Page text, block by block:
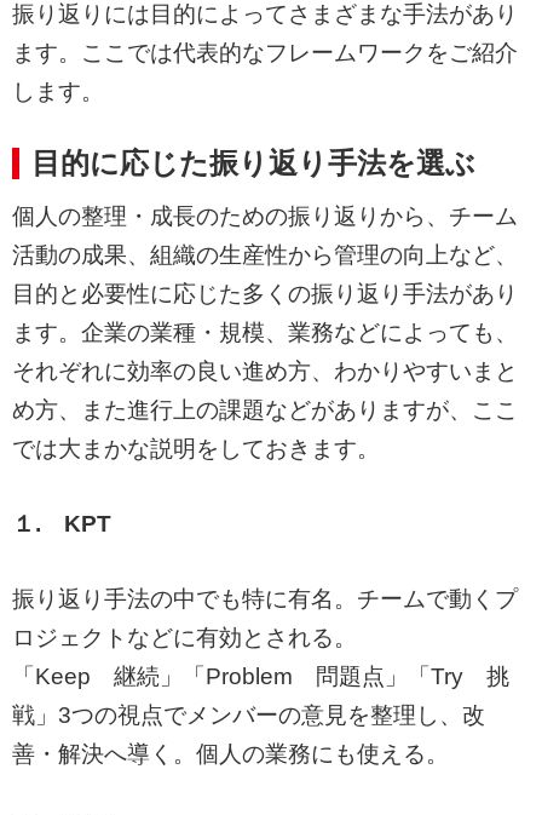
振り返りには目的によってさまざまな手法があり
ます。ここでは代表的なフレームワークをご紹介
します。
目的に応じた振り返り手法を選ぶ
個人の整理・成長のための振り返りから、チーム
活動の成果、組織の生産性から管理の向上など、
目的と必要性に応じた多くの振り返り手法があり
ます。企業の業種・規模、業務などによっても、
それぞれに効率の良い進め方、わかりやすいまと
め方、また進行上の課題などがありますが、ここ
では大まかな説明をしておきます。
１. KPT
振り返り手法の中でも特に有名。チームで動くプ
ロジェクトなどに有効とされる。
「Keep 継続」「Problem 問題点」「Try 挑
戦」3つの視点でメンバーの意見を整理し、改
善・解決へ導く。個人の業務にも使える。